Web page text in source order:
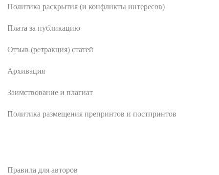
Политика раскрытия (и конфликты интересов)
Плата за публикацию
Отзыв (ретракция) статей
Архивация
Заимствование и плагиат
Политика размещения препринтов и постпринтов
Правила для авторов